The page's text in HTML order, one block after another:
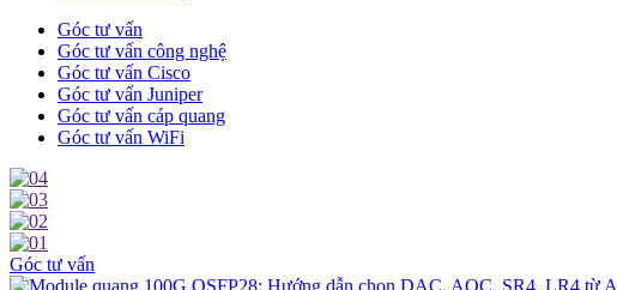
Góc tư vấn
Góc tư vấn công nghệ
Góc tư vấn Cisco
Góc tư vấn Juniper
Góc tư vấn cáp quang
Góc tư vấn WiFi
Góc tư vấn